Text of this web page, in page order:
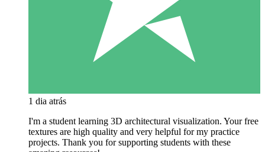
1 dia atrás
I'm a student learning 3D architectural visualization. Your free
textures are high quality and very helpful for my practice
projects. Thank you for supporting students with these